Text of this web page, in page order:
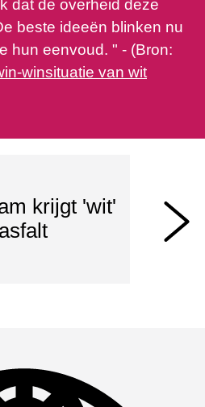
dat de overheid deze
beste ideeën blinken nu
hun eenvoud. " - (Bron:
winsituatie van wit
krijgt 'wit'
asfalt